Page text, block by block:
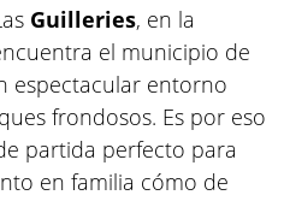
Guilleries, en la
el municipio de
espectacular entorno
frondosos. Es por eso
partida perfecto para
en familia cómo de